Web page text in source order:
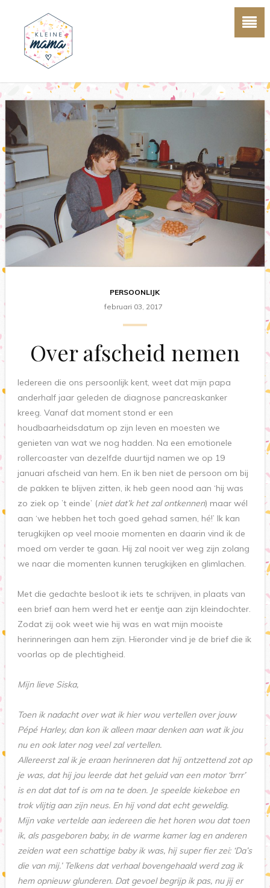
PERSOONLIJK
februari 03, 2017
Over afscheid nemen
Iedereen die ons persoonlijk kent, weet dat mijn papa
anderhalf jaar geleden de diagnose pancreaskanker
kreeg. Vanaf dat moment stond er een
houdbaarheidsdatum op zijn leven en moesten we
genieten van wat we nog hadden. Na een emotionele
rollercoaster van dezelfde duurtijd namen we op 19
januari afscheid van hem. En ik ben niet de persoon om bij
de pakken te blijven zitten, ik heb geen nood aan ‘hij was
zo ziek op ’t einde’ (niet dat’k het zal ontkennen) maar wél
aan ‘we hebben het toch goed gehad samen, hé!’ Ik kan
terugkijken op veel mooie momenten en daarin vind ik de
moed om verder te gaan. Hij zal nooit ver weg zijn zolang
we naar die momenten kunnen terugkijken en glimlachen.
Met die gedachte besloot ik iets te schrijven, in plaats van
een brief aan hem werd het er eentje aan zijn kleindochter.
Zodat zij ook weet wie hij was en wat mijn mooiste
herinneringen aan hem zijn. Hieronder vind je de brief die ik
voorlas op de plechtigheid.
Mijn lieve Siska,
Toen ik nadacht over wat ik hier wou vertellen over jouw
Pépé Harley, dan kon ik alleen maar denken aan wat ik jou
nu en ook later nog veel zal vertellen.
Allereerst zal ik je eraan herinneren dat hij ontzettend zot op
je was, dat hij jou leerde dat het geluid van een motor ‘brrr’
is en dat dat tof is om na te doen. Je speelde kiekeboe en
trok vlijtig aan zijn neus. En hij vond dat echt geweldig.
Mijn vake vertelde aan iedereen die het horen wou dat toen
ik, als pasgeboren baby, in de warme kamer lag en anderen
zeiden wat een schattige baby ik was, hij super fier zei: ‘Da’s
die van mij.’ Telkens dat verhaal bovengehaald werd zag ik
hem opnieuw glunderen. Dat gevoel begrijp ik pas, nu jij er